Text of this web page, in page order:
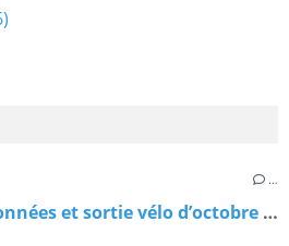
…
Programme des randonnées et sortie vélo d’octobre à décembre 2026